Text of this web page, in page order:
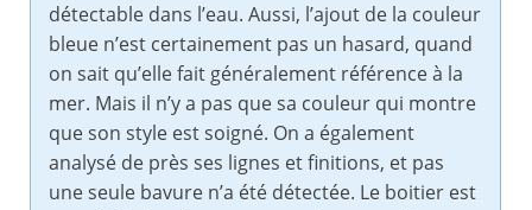
détectable dans l’eau. Aussi, l’ajout de la couleur
bleue n’est certainement pas un hasard, quand
on sait qu’elle fait généralement référence à la
mer. Mais il n’y a pas que sa couleur qui montre
que son style est soigné. On a également
analysé de près ses lignes et finitions, et pas
une seule bavure n’a été détectée. Le boitier est